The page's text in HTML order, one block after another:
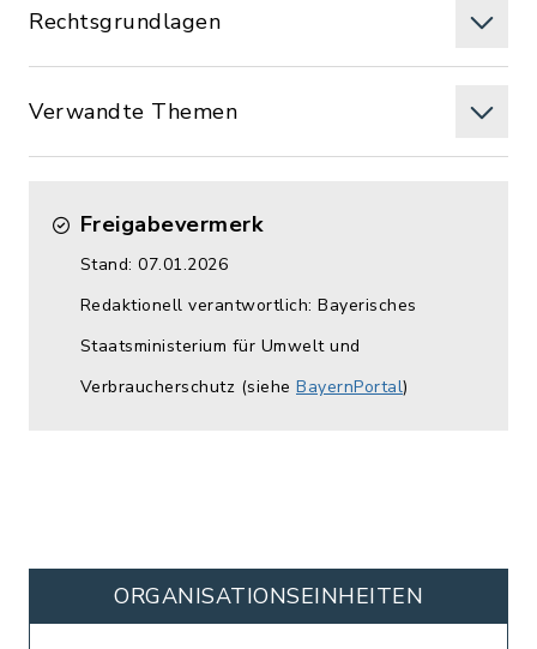
Rechtsgrundlagen
Verwandte Themen
Freigabevermerk
Stand: 07.01.2026
Redaktionell verantwortlich: Bayerisches
Staatsministerium für Umwelt und
Verbraucherschutz (siehe BayernPortal)
ORGANISATIONS­EINHEITEN